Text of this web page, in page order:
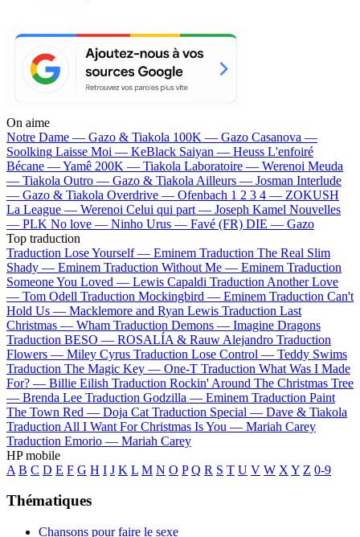
On aime
Notre Dame — Gazo & Tiakola 100K — Gazo Casanova —
Soolking Laisse Moi — KeBlack Saiyan — Heuss L'enfoiré
Bécane —Yamê 200K — Tiakola Laboratoire — Werenoi Meuda
— Tiakola Outro — Gazo & Tiakola Ailleurs — Josman Interlude
— Gazo & Tiakola Overdrive — Ofenbach 1 2 3 4 — ZOKUSH
La League — Werenoi Celui qui part — Joseph Kamel Nouvelles
— PLK No love — Ninho Urus — Favé (FR) DIE — Gazo
Top traduction
Traduction Lose Yourself — Eminem Traduction The Real Slim
Shady — Eminem Traduction Without Me — Eminem Traduction
Someone You Loved — Lewis Capaldi Traduction Another Love
— Tom Odell Traduction Mockingbird — Eminem Traduction Can't
Hold Us — Macklemore and Ryan Lewis Traduction Last
Christmas — Wham Traduction Demons — Imagine Dragons
Traduction BESO — ROSALÍA & Rauw Alejandro Traduction
Flowers — Miley Cyrus Traduction Lose Control — Teddy Swims
Traduction The Magic Key — One-T Traduction What Was I Made
For? — Billie Eilish Traduction Rockin' Around The Christmas Tree
— Brenda Lee Traduction Godzilla — Eminem Traduction Paint
The Town Red — Doja Cat Traduction Special — Dave & Tiakola
Traduction All I Want For Christmas Is You — Mariah Carey
Traduction Emorio — Mariah Carey
HP mobile
A B C D E F G H I J K L M N O P Q R S T U V W X Y Z 0-9
Thématiques
Chansons pour faire le sexe